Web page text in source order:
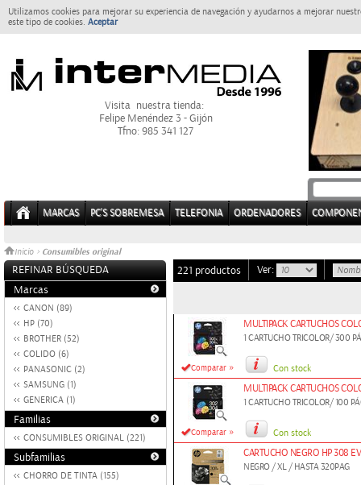
Utilizamos cookies para mejorar su experiencia de navegación y ayudarnos a mejorar
este tipo de cookies. Aceptar
Visita nuestra tienda:
Felipe Menéndez 3 - Gijón
Tfno: 985 341 127
MARCAS PC'S SOBREMESA TELEFONIA ORDENADORES
Inicio > Consumibles original
REFINAR BÚSQUEDA
Marcas
CANON (89)
HP (70)
BROTHER (52)
COLIDO (6)
PANASONIC (2)
SAMSUNG (1)
GENERICA (1)
Familias
CONSUMIBLES ORIGINAL (221)
Subfamilias
CHORRO DE TINTA (155)
221 productos Ver:
Comparar »
MULTIPACK CARTUCHOS
1 CARTUCHO TRICOLOR/ 300
Con stock
Comparar »
MULTIPACK CARTUCHOS
1 CARTUCHO TRICOLOR/ 100
Con stock
CARTUCHO NEGRO HP 308
NEGRO / XL / HASTA 320PAG